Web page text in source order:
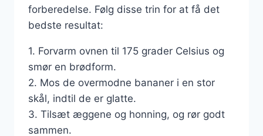
forberedelse. Følg disse trin for at få det
bedste resultat:
1. Forvarm ovnen til 175 grader Celsius og
smør en brødform.
2. Mos de overmodne bananer i en stor
skål, indtil de er glatte.
3. Tilsæt æggene og honning, og rør godt
sammen.